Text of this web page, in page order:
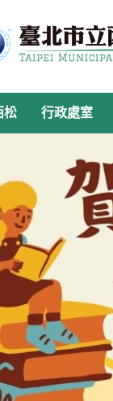
松 行政處室